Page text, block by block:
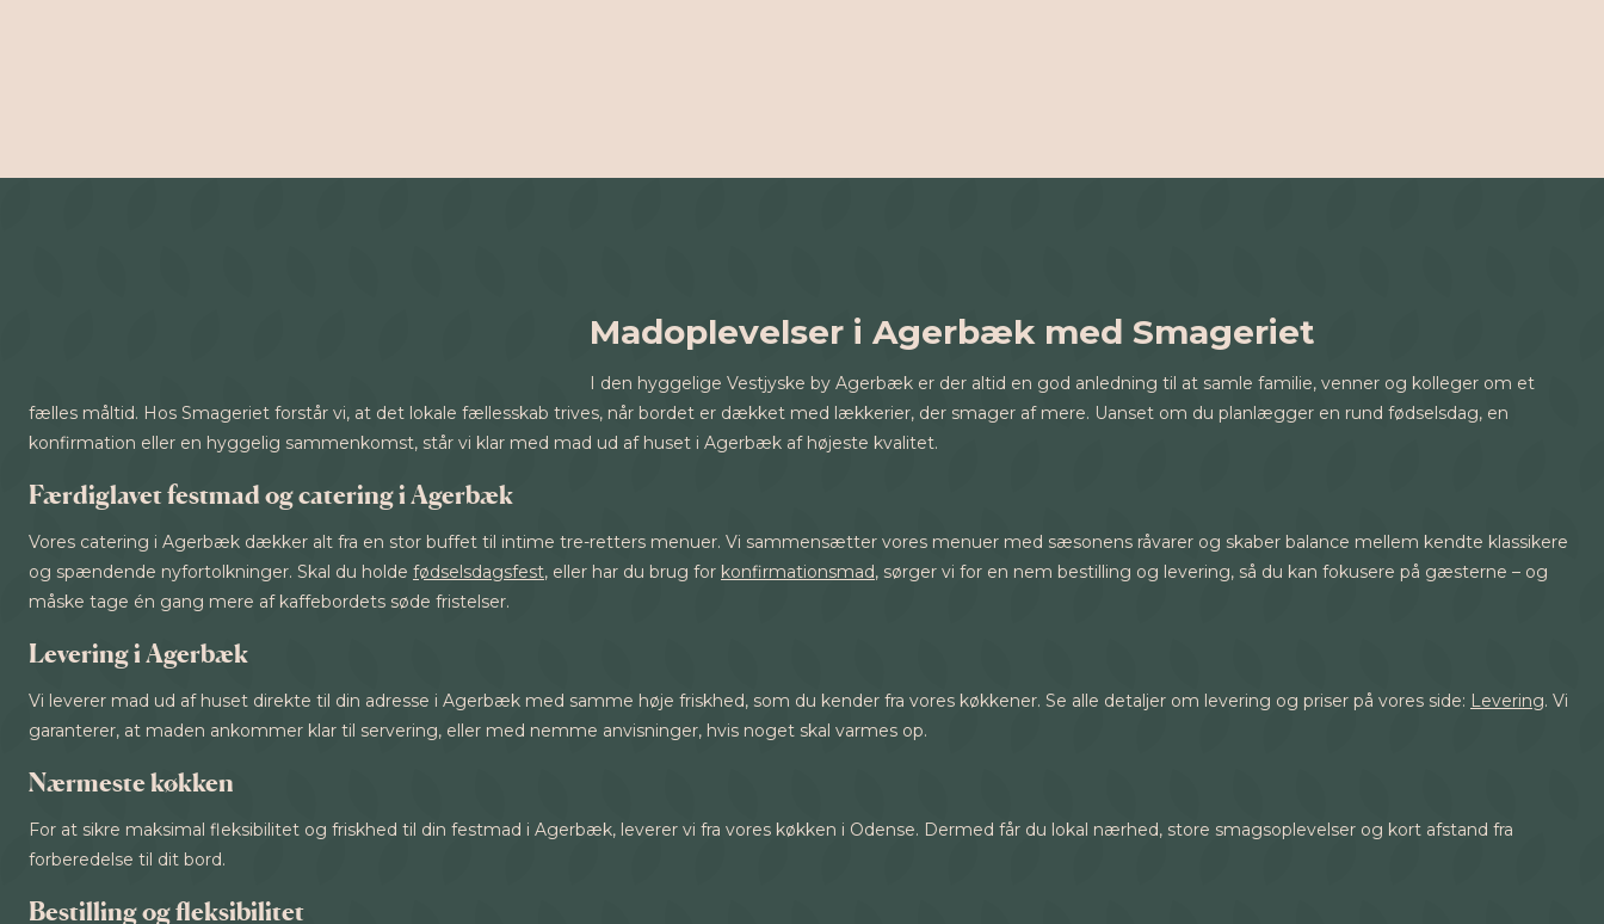
Madoplevelser i Agerbæk med Smageriet
I den hyggelige Vestjyske by Agerbæk er der altid en god anledning til at samle familie, venner og kolleger om et
fælles måltid. Hos Smageriet forstår vi, at det lokale fællesskab trives, når bordet er dækket med lækkerier, der smager af mere. Uanset om du planlægger en rund fødselsdag, en
konfirmation eller en hyggelig sammenkomst, står vi klar med mad ud af huset i Agerbæk af højeste kvalitet.
Færdiglavet festmad og catering i Agerbæk
Vores catering i Agerbæk dækker alt fra en stor buffet til intime tre-retters menuer. Vi sammensætter vores menuer med sæsonens råvarer og skaber balance mellem kendte klassikere
og spændende nyfortolkninger. Skal du holde fødselsdagsfest, eller har du brug for konfirmationsmad, sørger vi for en nem bestilling og levering, så du kan fokusere på gæsterne – og
måske tage én gang mere af kaffebordets søde fristelser.
Levering i Agerbæk
Vi leverer mad ud af huset direkte til din adresse i Agerbæk med samme høje friskhed, som du kender fra vores køkkener. Se alle detaljer om levering og priser på vores side: Levering. Vi
garanterer, at maden ankommer klar til servering, eller med nemme anvisninger, hvis noget skal varmes op.
Nærmeste køkken
For at sikre maksimal fleksibilitet og friskhed til din festmad i Agerbæk, leverer vi fra vores køkken i Odense. Dermed får du lokal nærhed, store smagsoplevelser og kort afstand fra
forberedelse til dit bord.
Bestilling og fleksibilitet